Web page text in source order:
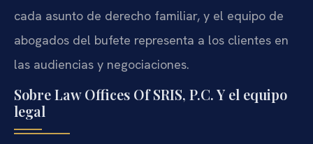
cada asunto de derecho familiar, y el equipo de
abogados del bufete representa a los clientes en
las audiencias y negociaciones.
Sobre Law Offices Of SRIS, P.C. Y el equipo
legal